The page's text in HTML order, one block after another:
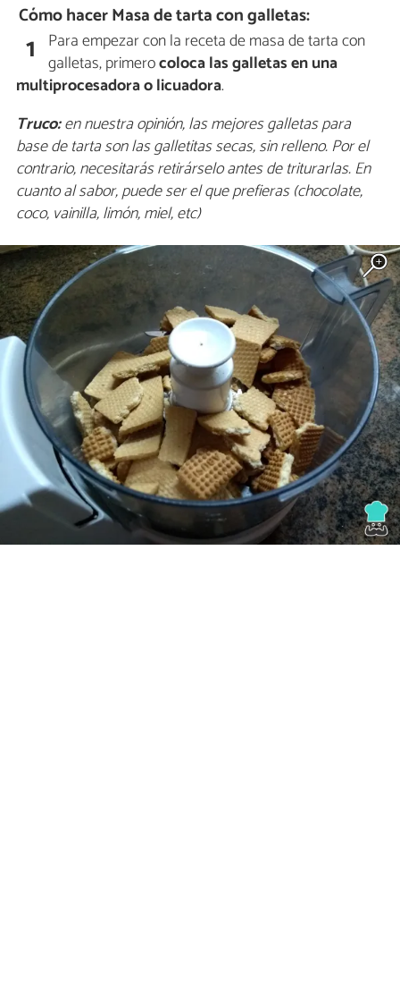
Cómo hacer Masa de tarta con galletas:
1 Para empezar con la receta de masa de tarta con
galletas, primerocoloca las galletas en una
multiprocesadora o licuadora.
Truco:en nuestra opinión, las mejores galletas para
base de tarta son las galletitas secas, sin relleno. Por el
contrario, necesitarás retirárselo antes de triturarlas. En
cuanto al sabor, puede ser el que prefieras (chocolate,
coco, vainilla, limón, miel, etc)